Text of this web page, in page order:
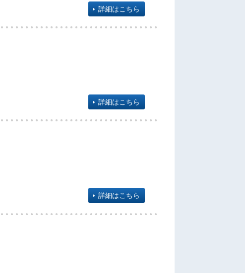
詳細はこちら
詳細はこちら
詳細はこちら